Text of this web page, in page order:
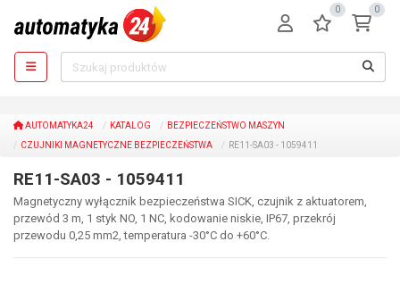
0 0
AUTOMATYKA24 KATALOG
BEZPIECZEŃSTWO MASZYN
CZUJNIKI MAGNETYCZNE BEZPIECZEŃSTWA
RE11-SA03 - 1059411
RE11-SA03 - 1059411
Magnetyczny wyłącznik bezpieczeństwa SICK, czujnik z aktuatorem,
przewód 3 m, 1 styk NO, 1 NC, kodowanie niskie, IP67, przekrój
przewodu 0,25 mm2, temperatura -30°C do +60°C.